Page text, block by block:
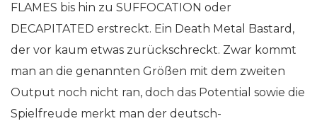
FLAMES bis hin zu SUFFOCATION oder
DECAPITATED erstreckt. Ein Death Metal Bastard,
der vor kaum etwas zurückschreckt. Zwar kommt
man an die genannten Größen mit dem zweiten
Output noch nicht ran, doch das Potential sowie die
Spielfreude merkt man der deutsch-